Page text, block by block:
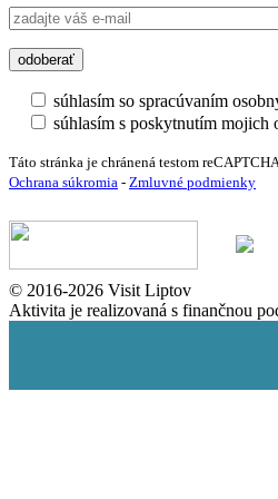
súhlasím so spracúvaním
súhlasím s poskytnutím mojich
Táto stránka je chránená testom
Ochrana súkromia - Zmluvné podmienky
© 2016-2026 Visit Liptov
Aktivita je realizovaná s finančnou